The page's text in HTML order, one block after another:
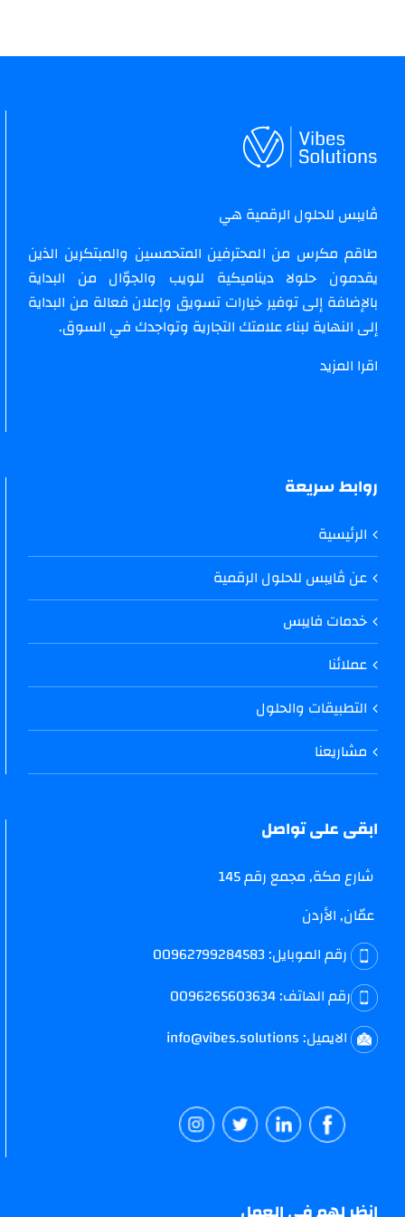
ڤايبس للحلول الرقمية هي
طاقم مكرس من المحترفين المتحمسين والمبتكرين الذين
يقدمون حلولا ديناميكية للويب والجوّال من البداية
بالإضافة إلى توفير خيارات تسويق وإعلان فعالة من البداية
إلى النهاية لبناء علامتك التجارية وتواجدك في السوق.
اقرا المزيد
روابط سريعة
الرئيسية
عن ڤايبس للحلول الرقمية
خدمات فايبس
عملائنا
التطبيقات والحلول
مشاريعنا
ابقى على تواصل
شارع مكة, مجمع رقم 145
عمّان, الأردن
رقم الموبايل:00962799284583
رقم الهاتف:0096265603634
الايميل:info@vibes.solutions